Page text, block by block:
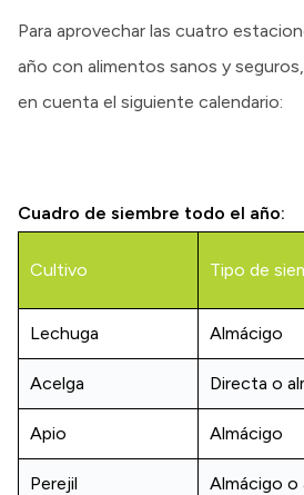
Para aprovechar las cuatro
año con alimentos sanos y
en cuenta el siguiente calendario:
Cuadro de siembre todo el año:
Cultivo Tipo de
Lechuga Almácigo
Acelga Directa o
Apio Almácigo
Perejil Almácigo o